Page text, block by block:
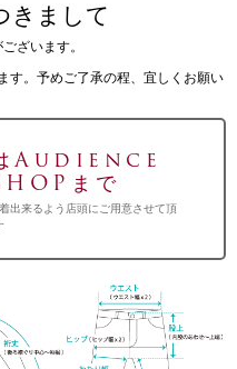
きまして
ざいます。
す。予めご了承の程、宜しくお願い
はAudience
まで
出来るよう店頭にご用意させて頂